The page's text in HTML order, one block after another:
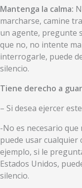
Mantenga la calma:
marcharse, camine
un agente, pregunte
que no, no intente
interrogarle, puede
silencio.
Tiene derecho a
– Si desea ejercer
-No es necesario
puede usar cualquier
ejemplo, si le
Estados Unidos,
silencio.